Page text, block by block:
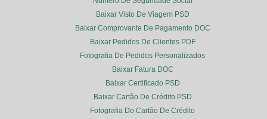
Baixar Visto De Viagem PSD
Baixar Comprovante De Pagamento DOC
Baixar Pedidos De Clientes PDF
Fotografia De Pedidos Personalizados
Baixar Fatura DOC
Baixar Certificado PSD
Baixar Cartão De Crédito PSD
Fotografia Do Cartão De Crédito